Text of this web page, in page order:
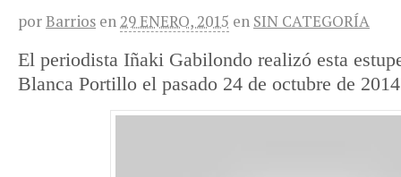
porBarrios en 29 ENERO, 2015 en SIN CATEGORÍA
El periodista Iñaki Gabilondo realizó esta
Blanca Portillo el pasado 24 de octubre de